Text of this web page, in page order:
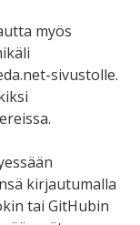
myös
sivustolle.
kirjautumalla
tai GitHubin